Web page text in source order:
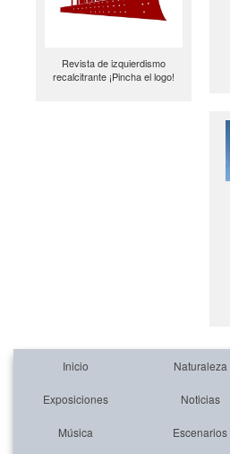
Revista de izquierdismo
recalcitrante ¡Pincha el logo!
Inicio Naturaleza
Exposiciones Noticias
Música Escenarios